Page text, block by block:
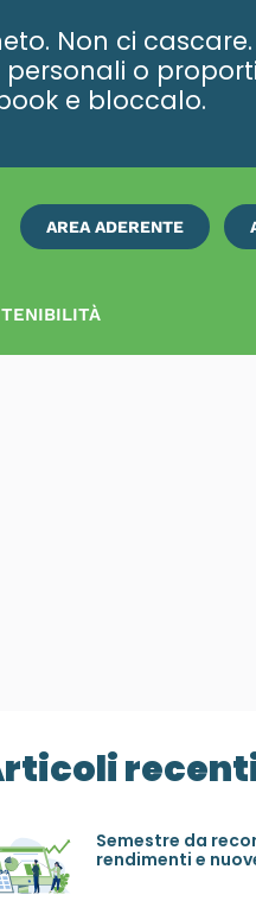
Non ci cascare.
o
e bloccalo.
AREA ADERENTE
Semestre da
rendimenti e